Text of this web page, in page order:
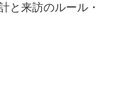
と来訪のルール・